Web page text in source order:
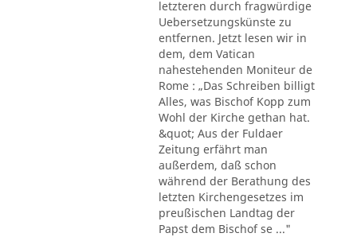
letzteren durch fragwürdige
Uebersetzungskünste zu
entfernen. Jetzt lesen wir in
dem, dem Vatican
nahestehenden Moniteur de
Rome : „Das Schreiben billigt
Alles, was Bischof Kopp zum
Wohl der Kirche gethan hat.
&quot; Aus der Fuldaer
Zeitung erfährt man
außerdem, daß schon
während der Berathung des
letzten Kirchengesetzes im
preußischen Landtag der
Papst dem Bischof se ..."